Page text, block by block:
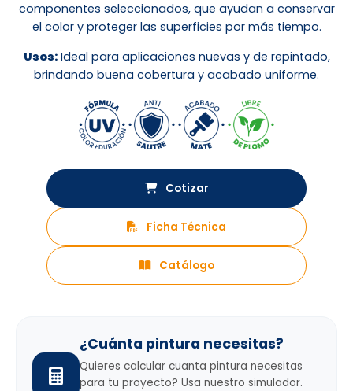
componentes seleccionados, que ayudan a conservar
el color y proteger las superficies por más tiempo.
Usos:Ideal para aplicaciones nuevas y de repintado,
brindando buena cobertura y acabado uniforme.
Cotizar
Ficha Técnica
Catálogo
¿Cuánta pintura necesitas?
Quieres calcular cuanta pintura necesitas
para tu proyecto? Usa nuestro simulador.